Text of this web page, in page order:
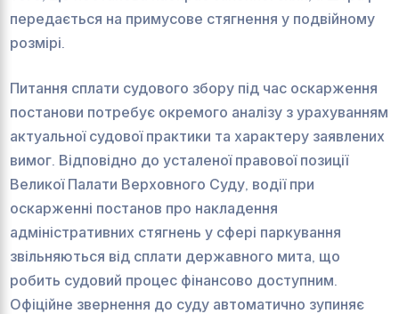
передається на примусове стягнення у подвійному
розмірі.
Питання сплати судового збору під час оскарження
постанови потребує окремого аналізу з урахуванням
актуальної судової практики та характеру заявлених
вимог. Відповідно до усталеної правової позиції
Великої Палати Верховного Суду, водії при
оскарженні постанов про накладення
адміністративних стягнень у сфері паркування
звільняються від сплати державного мита, що
робить судовий процес фінансово доступним.
Офіційне звернення до суду автоматично зупиняє